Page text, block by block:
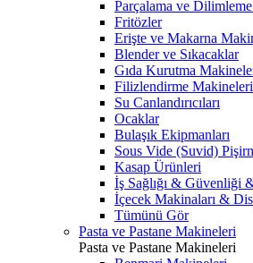
Parçalama ve
Fritözler
Erişte ve Makarna
Blender ve Sıkacaklar
Gıda Kurutma
Filizlendirme Makineleri
Su Canlandırıcıları
Ocaklar
Bulaşık Ekipmanları
Sous Vide (Suvid)
Kasap Ürünleri
İş Sağlığı & Güvenliği
İçecek Makinaları &
Tümünü Gör
Pasta ve Pastane Makineleri
Pasta ve Pastane Makineleri